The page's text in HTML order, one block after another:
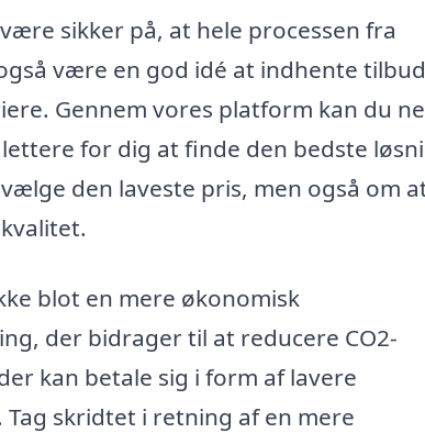
sikker på, at hele processen fra
være en god idé at indhente
Gennem vores platform kan du
for dig at finde den bedste
den laveste pris, men også om
blot en mere økonomisk
der bidrager til at reducere CO2-
kan betale sig i form af lavere
skridtet i retning af en mere